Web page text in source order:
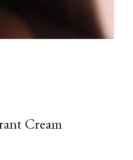
Cream